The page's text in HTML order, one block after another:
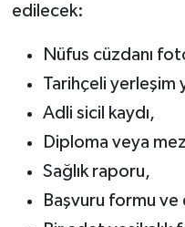
edilecek:
Nüfus cüzdanı
Tarihçeli yerleşim
Adli sicil kaydı,
Diploma veya
Sağlık raporu,
Başvuru formu ve